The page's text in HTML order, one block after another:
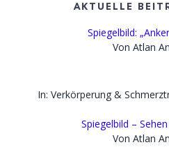
AKTUELLE
Spiegelbild:
Von Atlan
In: Verkörperung &
Spiegelbild –
Von Atlan